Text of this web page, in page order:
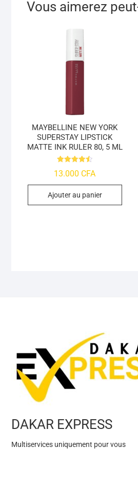
Vous aimerez
MAYBELLINE NEW YORK
SUPERSTAY LIPSTICK
MATTE INK RULER 80, 5 ML
4.55
13.000 CFA
Ajouter au panier
DAKAR EXPRESS
Multiservices uniquement pour vous